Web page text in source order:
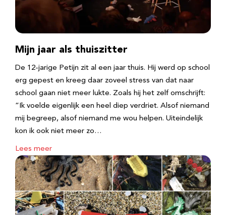
Mijn jaar als thuiszitter
De 12-jarige Petijn zit al een jaar thuis. Hij werd op school
erg gepest en kreeg daar zoveel stress van dat naar
school gaan niet meer lukte. Zoals hij het zelf omschrijft:
“Ik voelde eigenlijk een heel diep verdriet. Alsof niemand
mij begreep, alsof niemand me wou helpen. Uiteindelijk
kon ik ook niet meer zo…
Lees meer